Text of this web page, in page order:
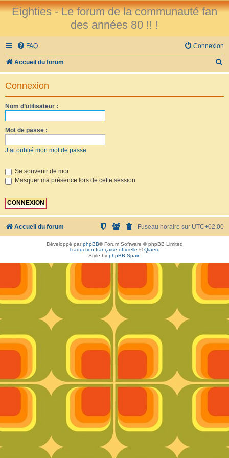
Eighties - Le forum de la communauté fan
des années 80 !! !
FAQ Connexion
Accueil du forum
e
Connexion
Nom d’utilisateur :
Mot de passe :
J’ai oublié mon mot de passe
Se souvenir de moi
Masquer ma présence lors de cette session
Accueil du forum Fuseau horaire sur UTC+02:00
Développé parphpBB® Forum Software © phpBB Limited
Traduction française officielle ©Qiaeru
Style by phpBB Spain